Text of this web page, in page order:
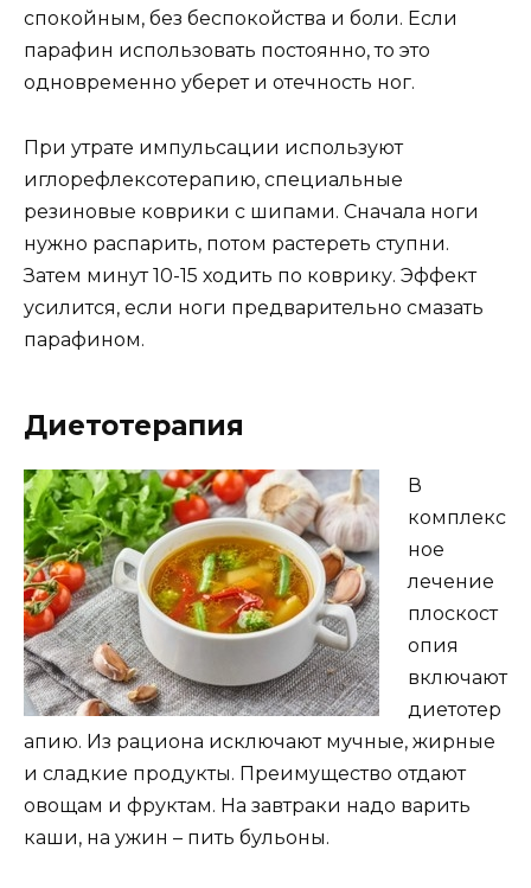
спокойным, без беспокойства и боли. Если
парафин использовать постоянно, то это
одновременно уберет и отечность ног.
При утрате импульсации используют
иглорефлексотерапию, специальные
резиновые коврики с шипами. Сначала ноги
нужно распарить, потом растереть ступни.
Затем минут 10-15 ходить по коврику. Эффект
усилится, если ноги предварительно смазать
парафином.
Диетотерапия
В
комплекс
ное
лечение
плоскост
опия
включают
диетотер
апию. Из рациона исключают мучные, жирные
и сладкие продукты. Преимущество отдают
овощам и фруктам. На завтраки надо варить
каши, на ужин – пить бульоны.